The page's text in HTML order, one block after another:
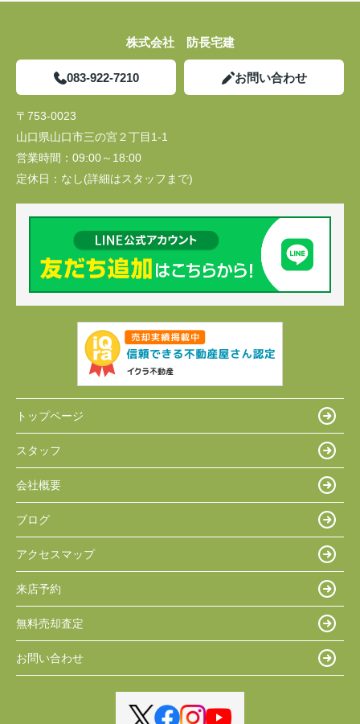
株式会社 防長宅建
083-922-7210 お問い合わせ
〒753-0023
山口県山口市三の宮２丁目1-1
営業時間： 09:00～18:00
定休日： なし(詳細はスタッフまで)
トップページ
スタッフ
会社概要
ブログ
アクセスマップ
来店予約
無料売却査定
お問い合わせ